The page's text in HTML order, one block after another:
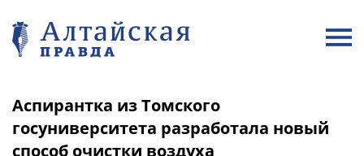
Аспирантка из Томского
госуниверситета разработала новый
способ очистки воздуха